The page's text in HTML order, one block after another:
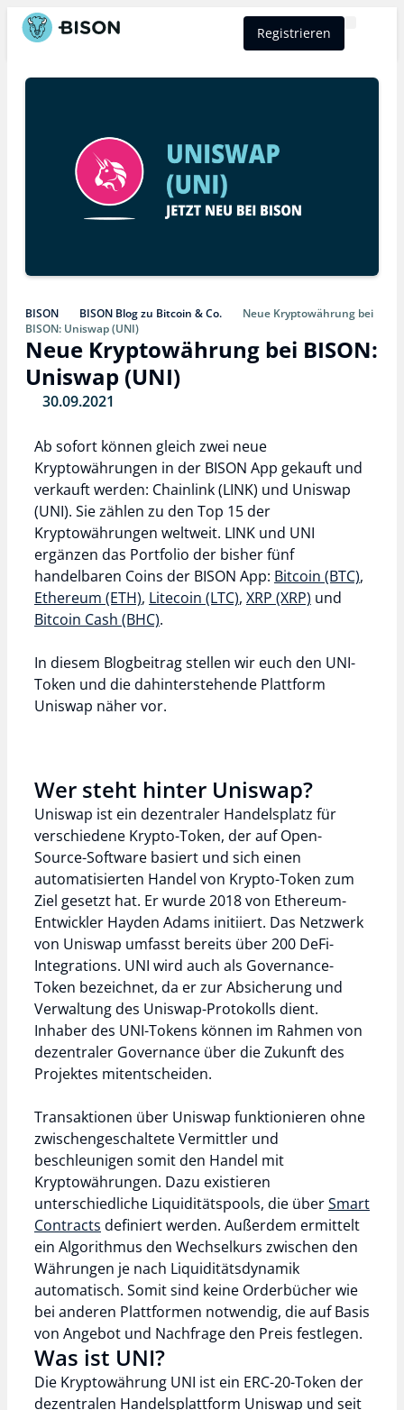
Registrieren
BISON BISON Blog zu Bitcoin & Co.
Neue Kryptowährung bei
BISON: Uniswap (UNI)
Neue Kryptowährung bei BISON:
Uniswap (UNI)
30.09.2021
Ab sofort können gleich zwei neue
Kryptowährungen in der BISON App gekauft und
verkauft werden: Chainlink (LINK) und Uniswap
(UNI). Sie zählen zu den Top 15 der
Kryptowährungen weltweit. LINK und UNI
ergänzen das Portfolio der bisher fünf
handelbaren Coins der BISON App: Bitcoin (BTC),
Ethereum (ETH), Litecoin (LTC), XRP (XRP) und
Bitcoin Cash (BHC).
In diesem Blogbeitrag stellen wir euch den UNI-
Token und die dahinterstehende Plattform
Uniswap näher vor.
Wer steht hinter Uniswap?
Uniswap ist ein dezentraler Handelsplatz für
verschiedene Krypto-Token, der auf Open-
Source-Software basiert und sich einen
automatisierten Handel von Krypto-Token zum
Ziel gesetzt hat. Er wurde 2018 von Ethereum-
Entwickler Hayden Adams initiiert. Das Netzwerk
von Uniswap umfasst bereits über 200 DeFi-
Integrations. UNI wird auch als Governance-
Token bezeichnet, da er zur Absicherung und
Verwaltung des Uniswap-Protokolls dient.
Inhaber des UNI-Tokens können im Rahmen von
dezentraler Governance über die Zukunft des
Projektes mitentscheiden.
Transaktionen über Uniswap funktionieren ohne
zwischengeschaltete Vermittler und
beschleunigen somit den Handel mit
Kryptowährungen. Dazu existieren
unterschiedliche Liquiditätspools, die überSmart
Contracts definiert werden. Außerdem ermittelt
ein Algorithmus den Wechselkurs zwischen den
Währungen je nach Liquiditätsdynamik
automatisch. Somit sind keine Orderbücher wie
bei anderen Plattformen notwendig, die auf Basis
von Angebot und Nachfrage den Preis festlegen.
Was ist UNI?
Die Kryptowährung UNI ist ein ERC-20-Token der
dezentralen Handelsplattform Uniswap und seit